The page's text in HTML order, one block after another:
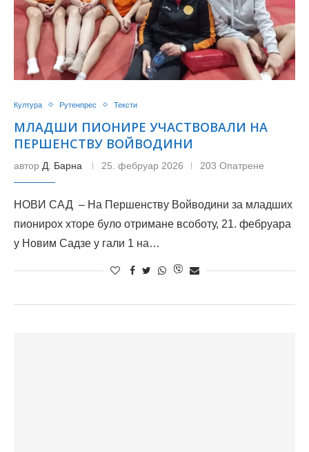
Култура Рутенпрес Тексти
МЛАДШИ ПИОНИРЕ УЧАСТВОВАЛИ НА
ПЕРШЕНСТВУ ВОЙВОДИНИ
автор Д. Барна 25. фебруар 2026 203 Опатрене
НОВИ САД – На Першенству Войводини за младших
пионирох хторе було отримане всоботу, 21. фебруара
у Новим Садзе у гали 1 на…